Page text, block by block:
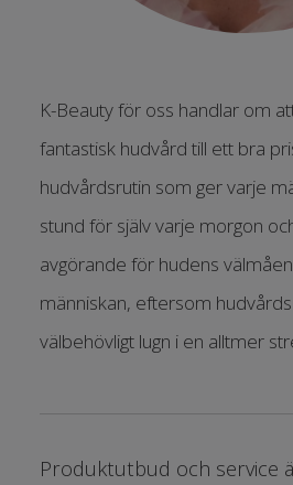
K-Beauty för oss handlar om
fantastisk hudvård till ett bra
hudvårdsrutin som ger varje
stund för själv varje morgon
avgörande för hudens
människan, eftersom
välbehövligt lugn i en alltmer
Produktutbud och service